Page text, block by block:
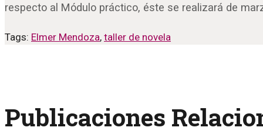
respecto al Módulo práctico, éste se realizará de
Tags: Elmer Mendoza, taller de novela
Publicaciones